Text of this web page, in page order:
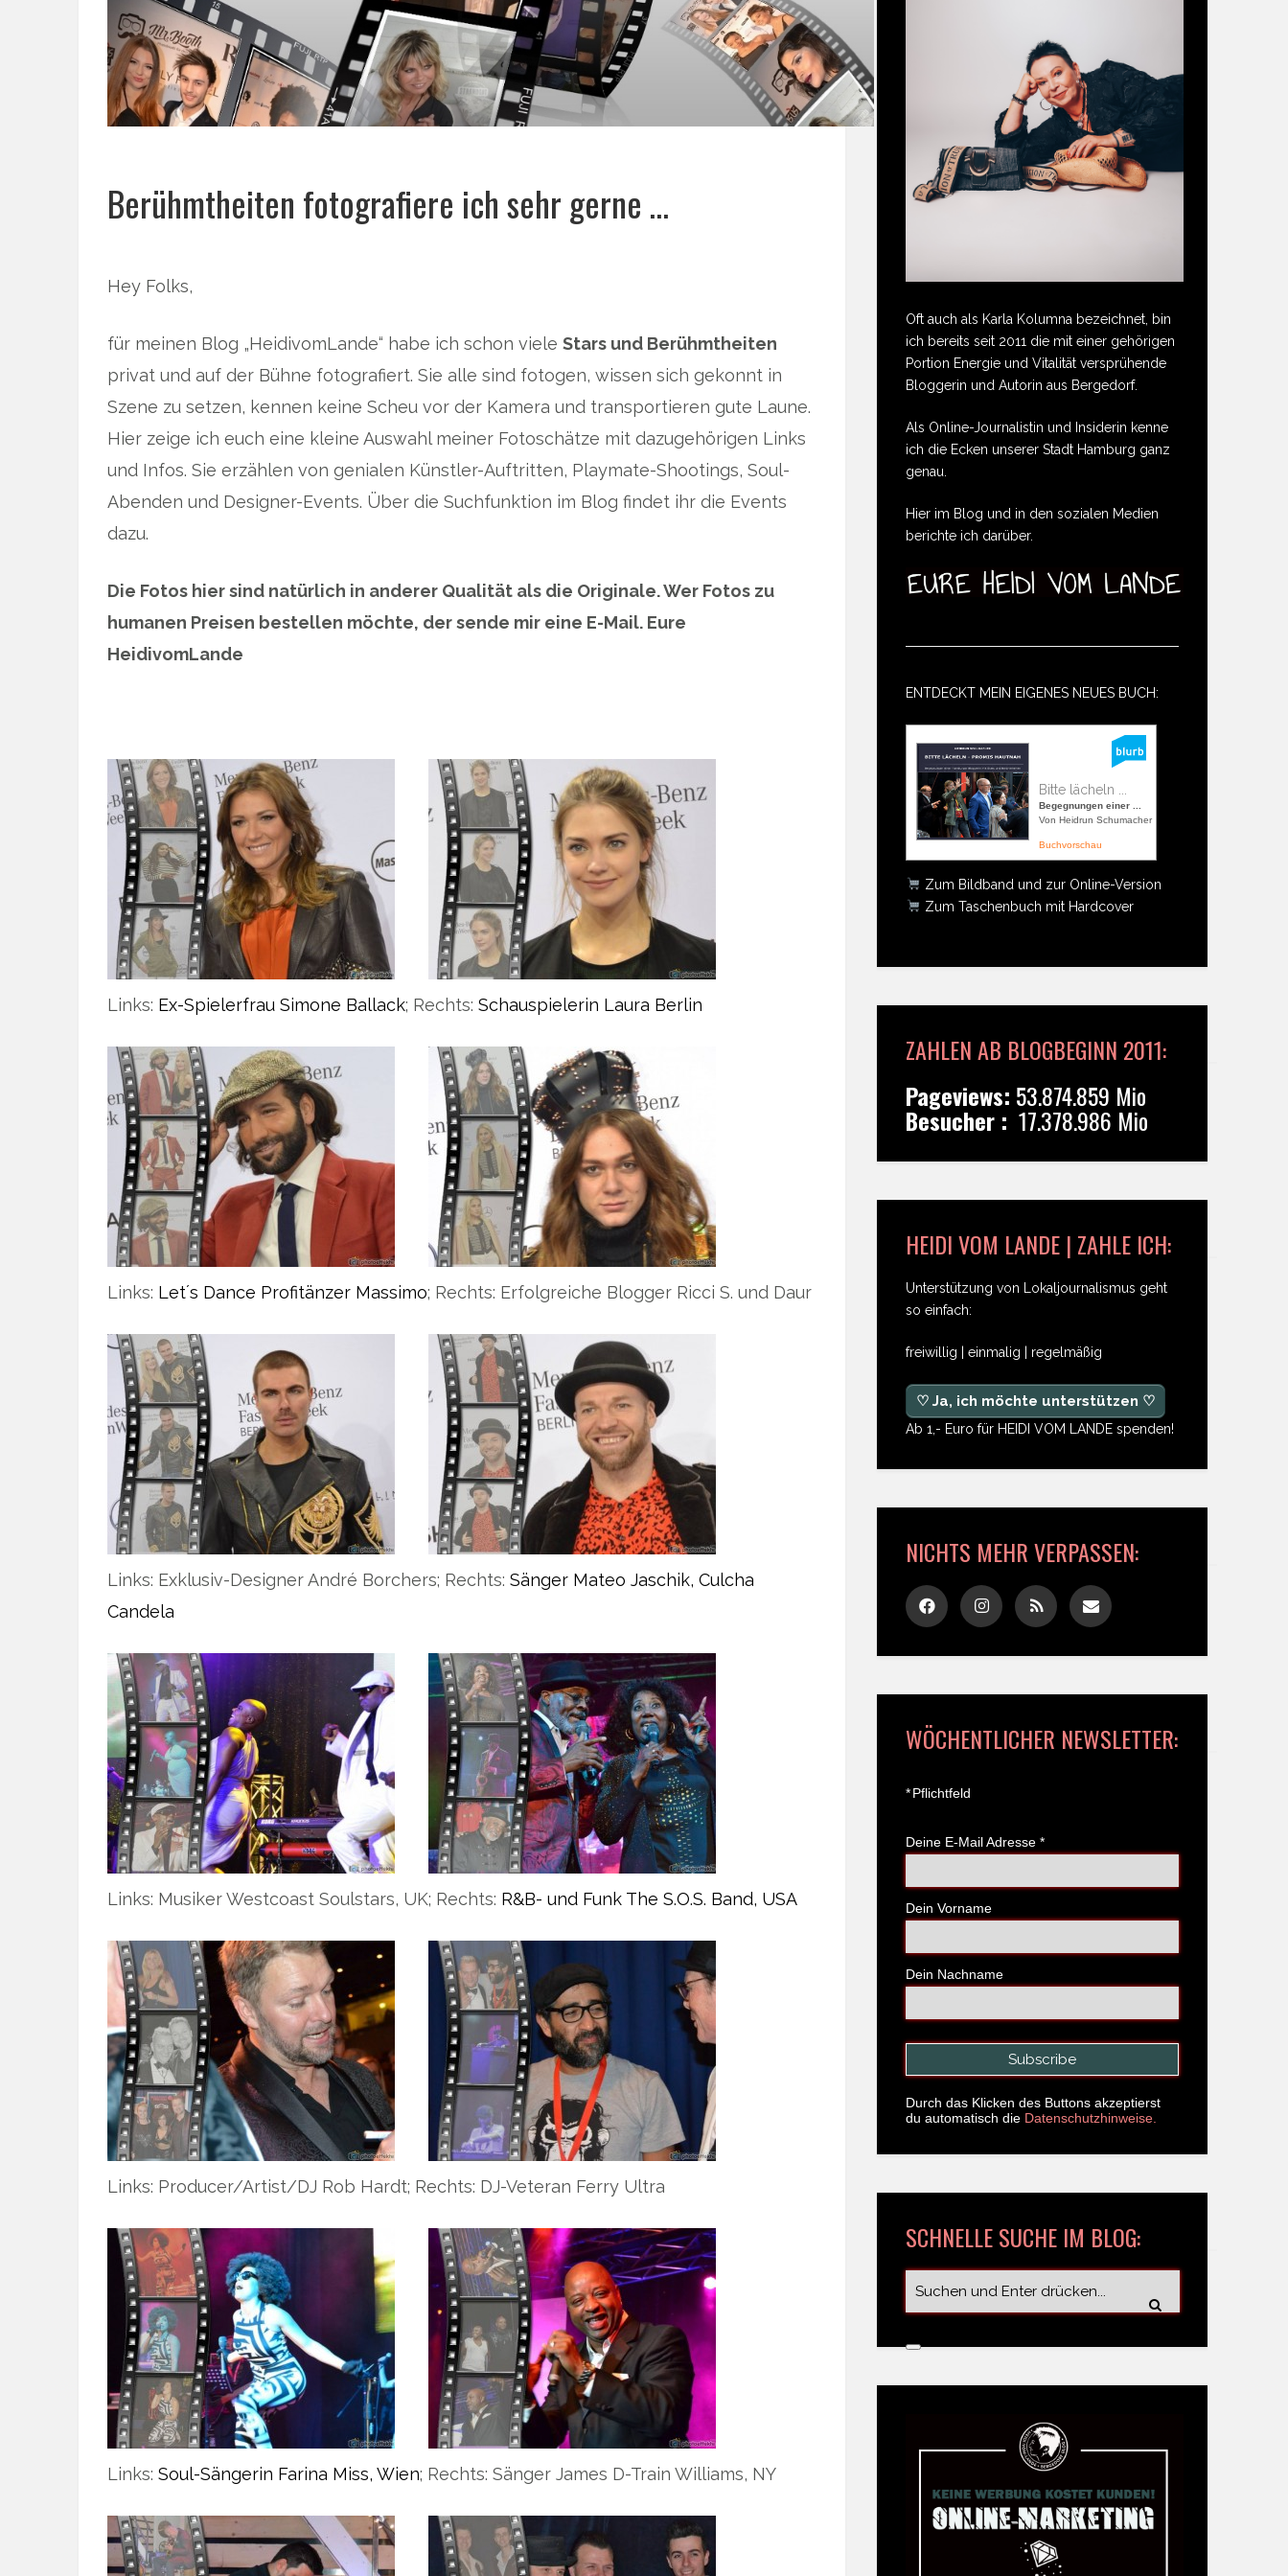
Berühmtheiten fotografiere ich sehr gerne …
Hey Folks,
für meinen Blog „HeidivomLande“ habe ich schon viele Stars und Berühmtheiten
privat und auf der Bühne fotografiert. Sie alle sind fotogen, wissen sich gekonnt in
Szene zu setzen, kennen keine Scheu vor der Kamera und transportieren gute Laune.
Hier zeige ich euch eine kleine Auswahl meiner Fotoschätze mit dazugehörigen Links
und Infos. Sie erzählen von genialen Künstler-Auftritten, Playmate-Shootings, Soul-
Abenden und Designer-Events. Über die Suchfunktion im Blog findet ihr die Events
dazu.
Die Fotos hier sind natürlich in anderer Qualität als die Originale. Wer Fotos zu
humanen Preisen bestellen möchte, der sende mir eine E-Mail. Eure
HeidivomLande
Links: Ex-Spielerfrau Simone Ballack; Rechts: Schauspielerin Laura Berlin
Links: Let´s Dance Profitänzer Massimo; Rechts: Erfolgreiche Blogger Ricci S. und Daur
Links: Exklusiv-Designer André Borchers; Rechts: Sänger Mateo Jaschik, Culcha
Candela
Links: Musiker Westcoast Soulstars, UK; Rechts: R&B- und Funk The S.O.S. Band, USA
Links: Producer/Artist/DJ Rob Hardt; Rechts: DJ-Veteran Ferry Ultra
Links: Soul-Sängerin Farina Miss, Wien; Rechts: Sänger James D-Train Williams, NY
Oft auch als Karla Kolumna bezeichnet, bin
ich bereits seit 2011 die mit einer gehörigen
Portion Energie und Vitalität versprühende
Bloggerin und Autorin aus Bergedorf.
Als Online-Journalistin und Insiderin kenne
ich die Ecken unserer Stadt Hamburg ganz
genau.
Hier im Blog und in den sozialen Medien
berichte ich darüber.
ENTDECKT MEIN EIGENES NEUES BUCH:
Bitte lächeln ...
Begegnungen einer ...
Von Heidrun Schumacher
Buchvorschau
Zum Bildband und zur Online-Version
Zum Taschenbuch mit Hardcover
ZAHLEN AB BLOGBEGINN 2011:
Pageviews: 53.874.859 Mio
Besucher : 17.378.986 Mio
HEIDI VOM LANDE | ZAHLE ICH:
Unterstützung von Lokaljournalismus geht
so einfach:
freiwillig | einmalig | regelmäßig
♡ Ja, ich möchte unterstützen ♡
Ab 1,- Euro für HEIDI VOM LANDE spenden!
NICHTS MEHR VERPASSEN:
WÖCHENTLICHER NEWSLETTER:
*Pflichtfeld
Deine E-Mail Adresse *
Dein Vorname
Dein Nachname
Durch das Klicken des Buttons akzeptierst
du automatisch die Datenschutzhinweise.
SCHNELLE SUCHE IM BLOG: